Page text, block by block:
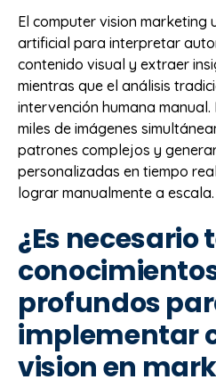
El computer vision marketing
artificial para interpretar
contenido visual y extraer
mientras que el análisis
intervención humana
miles de imágenes
patrones complejos y
personalizadas en tiempo
lograr manualmente a escala.
¿Es necesario
profundos
implementar
vision en